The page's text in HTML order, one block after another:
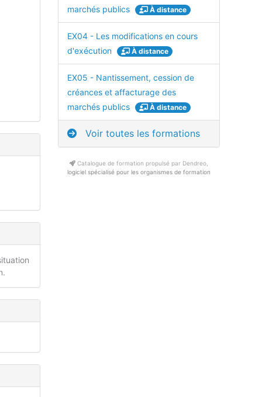
marchés publics
À distance
EX04 - Les modifications en cours
d'exécution
À distance
EX05 - Nantissement, cession de
créances et affacturage des
marchés publics
À distance
Voir toutes les formations
Catalogue de formation propulsé par Dendreo,
logiciel spécialisé pour les organismes de formation